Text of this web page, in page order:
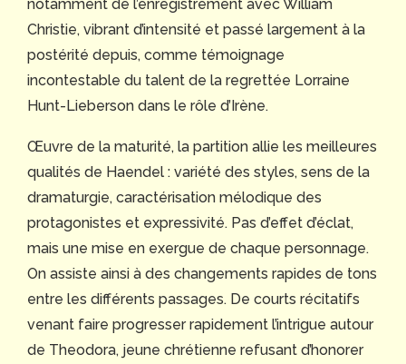
notamment de l’enregistrement avec William
Christie, vibrant d’intensité et passé largement à la
postérité depuis, comme témoignage
incontestable du talent de la regrettée Lorraine
Hunt-Lieberson dans le rôle d’Irène.
Œuvre de la maturité, la partition allie les meilleures
qualités de Haendel : variété des styles, sens de la
dramaturgie, caractérisation mélodique des
protagonistes et expressivité. Pas d’effet d’éclat,
mais une mise en exergue de chaque personnage.
On assiste ainsi à des changements rapides de tons
entre les différents passages. De courts récitatifs
venant faire progresser rapidement l’intrigue autour
de Theodora, jeune chrétienne refusant d’honorer